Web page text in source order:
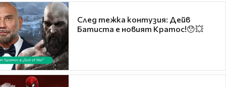
След тежка контузия: Дейв
Батиста е новият Кратос!😯💥